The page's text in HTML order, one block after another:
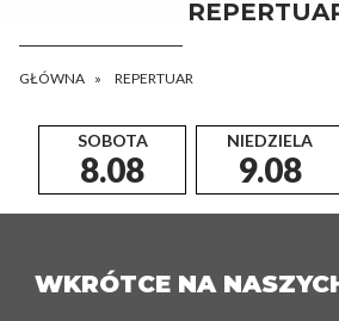
GŁÓWNA REPERTUAR
SOBOTA
8.08
NIEDZIELA
9.08
WKRÓTCE NA